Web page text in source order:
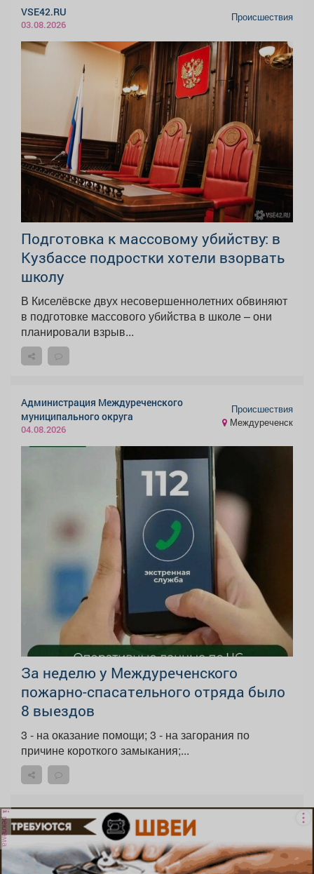
VSE42.RU
03.08.2026
Происшествия
Подготовка к массовому убийству: в
Кузбассе подростки хотели взорвать
школу
В Киселёвске двух несовершеннолетних обвиняют
в подготовке массового убийства в школе – они
планировали взрыв...
Администрация Междуреченского
муниципального округа
04.08.2026
Происшествия
Междуреченск
За неделю у Междуреченского
пожарно-спасательного отряда было
8 выездов
3 - на оказание помощи; 3 - на загорания по
причине короткого замыкания;...
реклама